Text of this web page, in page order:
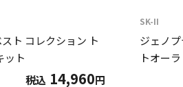
ト コレクション ト
ット
税込 14,960円
SK-II
ジェノ
トオー